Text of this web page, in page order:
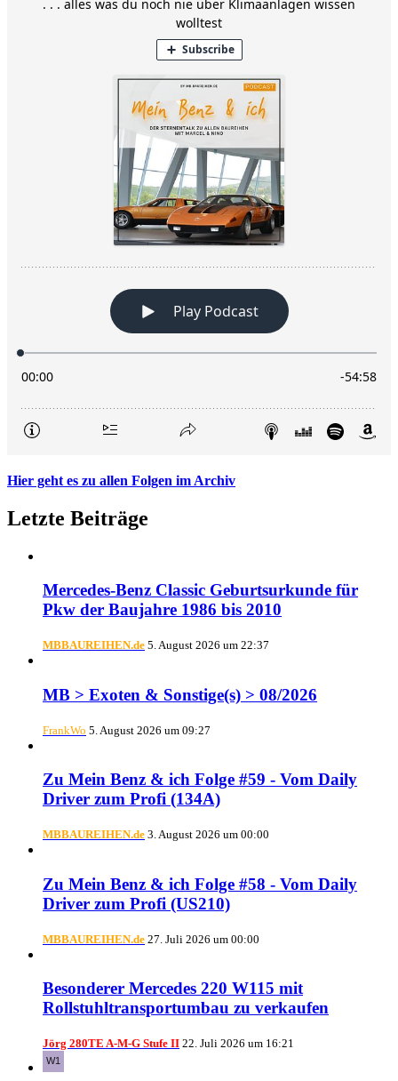
Hier geht es zu allen Folgen im Archiv
Letzte Beiträge
Mercedes-Benz Classic Geburtsurkunde für
Pkw der Baujahre 1986 bis 2010
MBBAUREIHEN.de 5. August 2026 um 22:37
MB > Exoten & Sonstige(s) > 08/2026
FrankWo 5. August 2026 um 09:27
Zu Mein Benz & ich Folge #59 - Vom Daily
Driver zum Profi (134A)
MBBAUREIHEN.de 3. August 2026 um 00:00
Zu Mein Benz & ich Folge #58 - Vom Daily
Driver zum Profi (US210)
MBBAUREIHEN.de 27. Juli 2026 um 00:00
Besonderer Mercedes 220 W115 mit
Rollstuhltransportumbau zu verkaufen
Jörg 280TE A-M-G Stufe II 22. Juli 2026 um 16:21